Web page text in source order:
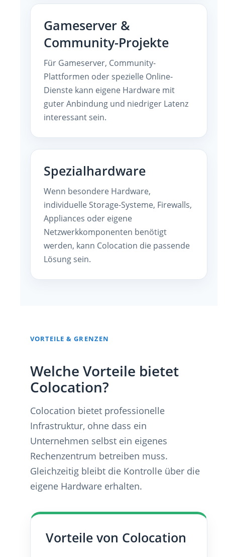
Gameserver &
Community-Projekte
Für Gameserver, Community-
Plattformen oder spezielle Online-
Dienste kann eigene Hardware mit
guter Anbindung und niedriger Latenz
interessant sein.
Spezialhardware
Wenn besondere Hardware,
individuelle Storage-Systeme, Firewalls,
Appliances oder eigene
Netzwerkkomponenten benötigt
werden, kann Colocation die passende
Lösung sein.
VORTEILE & GRENZEN
Welche Vorteile bietet
Colocation?
Colocation bietet professionelle
Infrastruktur, ohne dass ein
Unternehmen selbst ein eigenes
Rechenzentrum betreiben muss.
Gleichzeitig bleibt die Kontrolle über die
eigene Hardware erhalten.
Vorteile von Colocation